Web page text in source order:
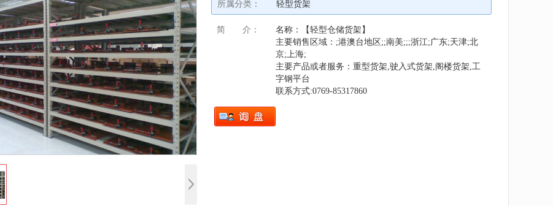
所属分类： 轻型货架
简 介：
名称：【轻型仓储货架】
主要销售区域：;港澳台地区;;南美;;;浙江;广东;天津;北
京;上海;
主要产品或者服务：重型货架,驶入式货架,阁楼货架,工
字钢平台
联系方式:0769-85317860